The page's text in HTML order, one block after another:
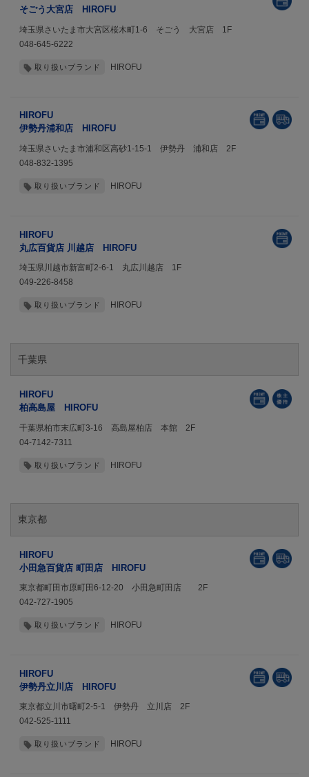
そごう大宮店 HIROFU
埼玉県さいたま市大宮区桜木町1-6 そごう 大宮店 1F
048-645-6222
取り扱いブランド HIROFU
HIROFU
伊勢丹浦和店 HIROFU
埼玉県さいたま市浦和区高砂1-15-1 伊勢丹 浦和店 2F
048-832-1395
取り扱いブランド HIROFU
HIROFU
丸広百貨店 川越店 HIROFU
埼玉県川越市新富町2-6-1 丸広川越店 1F
049-226-8458
取り扱いブランド HIROFU
千葉県
HIROFU
柏高島屋 HIROFU
千葉県柏市末広町3-16 高島屋柏店 本館 2F
04-7142-7311
取り扱いブランド HIROFU
東京都
HIROFU
小田急百貨店 町田店 HIROFU
東京都町田市原町田6-12-20 小田急町田店 2F
042-727-1905
取り扱いブランド HIROFU
HIROFU
伊勢丹立川店 HIROFU
東京都立川市曙町2-5-1 伊勢丹 立川店 2F
042-525-1111
取り扱いブランド HIROFU